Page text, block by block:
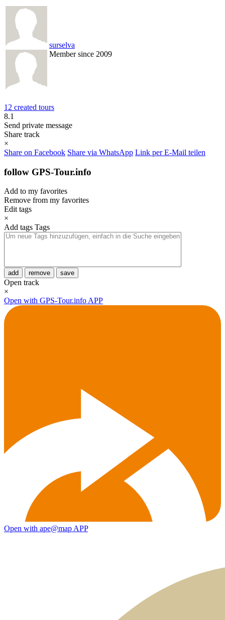
surselva
Member since 2009
12 created tours
8.1
Send private message
Share track
×
Share on Facebook Share via WhatsApp Link per E-Mail teilen
follow GPS-Tour.info
Add to my favorites
Remove from my favorites
Edit tags
×
Add tags Tags
add remove save
Open track
×
Open with GPS-Tour.info APP
Open with ape@map APP